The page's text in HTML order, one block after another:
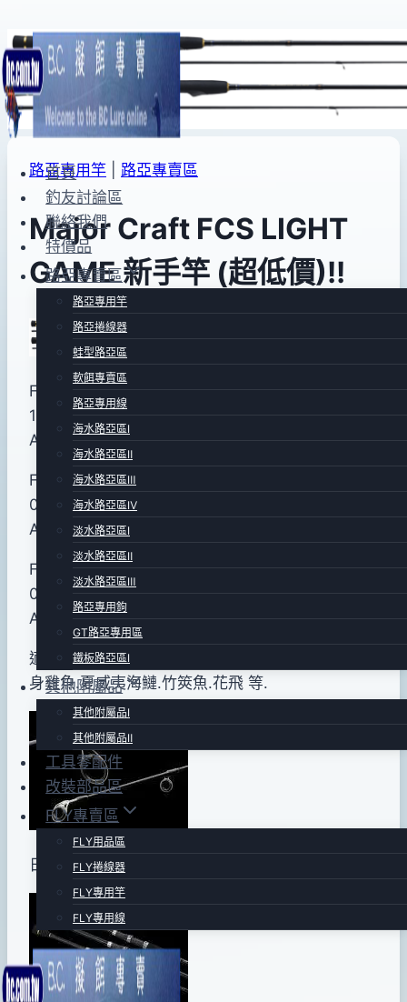
Skip
to
content
首頁
釣友討論區
聯絡我們
特價品
路亞專賣區
路亞專用竿
路亞捲線器
蛙型路亞區
軟餌專賣區
路亞專用線
海水路亞區Ⅰ
海水路亞區Ⅱ
海水路亞區Ⅲ
海水路亞區Ⅳ
淡水路亞區Ⅰ
淡水路亞區Ⅱ
淡水路亞區Ⅲ
路亞專用鉤
GT路亞專用區
鐵板路亞區Ⅰ
其他附屬品
其他附屬品Ⅰ
其他附屬品Ⅱ
工具零配件
改裝部品區
FLY專賣區
FLY用品區
FLY捲線器
FLY專用竿
FLY專用線
路亞專用竿 路亞專賣區
Major Craft FCS LIGHT
GAME 新手竿 (超低價)!!
By
pro-
2015
年
2018
年
05
08
日
FCS-S682AJI ~ Length(ft)：6’8″・Lure(g)：0.6-
10・Line(lb)：1-5・PE.Line(号)：0.1-0.6・
Action：EX.FAST
FCS-S732UL ~ Length(ft)：7’3″・Lure(g)：
0.4-5.0・Line(lb)：1-5・PE.Line(号)：0.1-0.6・
Action：EX.FAST
FCS-S762UL ~ Length(ft)：7’6″・Lure(g)：
0.4-5.0・Line(lb)：1-5・PE.Line(号)：0.1-0.6・
Action：EX.FAST
適用~小物.根魚等釣法! 對象魚~ 黑鯛.紅曹.石斑.花
身雞魚.夏威夷海鰱.竹筴魚.花飛 等.
日本fuji 捲線器座!